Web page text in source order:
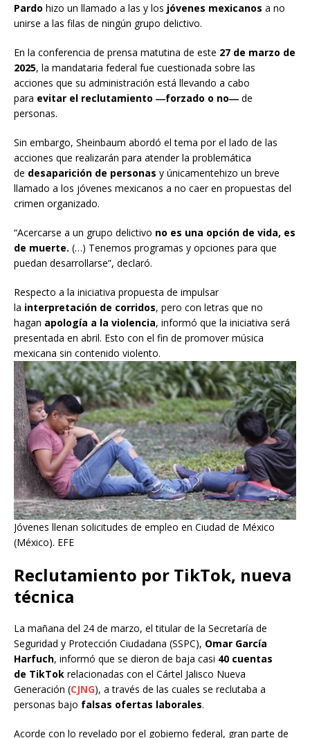
Pardo hizo un llamado a las y los jóvenes mexicanos a no
unirse a las filas de ningún grupo delictivo.
En la conferencia de prensa matutina de este 27 de marzo de
2025, la mandataria federal fue cuestionada sobre las
acciones que su administración está llevando a cabo
para evitar el reclutamiento ―forzado o no― de
personas.
Sin embargo, Sheinbaum abordó el tema por el lado de las
acciones que realizarán para atender la problemática
de desaparición de personas y únicamentehizo un breve
llamado a los jóvenes mexicanos a no caer en propuestas del
crimen organizado.
“Acercarse a un grupo delictivo no es una opción de vida, es
de muerte. (…) Tenemos programas y opciones para que
puedan desarrollarse”, declaró.
Respecto a la iniciativa propuesta de impulsar
la interpretación de corridos, pero con letras que no
hagan apología a la violencia, informó que la iniciativa será
presentada en abril. Esto con el fin de promover música
mexicana sin contenido violento.
Jóvenes llenan solicitudes de empleo en Ciudad de México
(México). EFE
Reclutamiento por TikTok, nueva
técnica
La mañana del 24 de marzo, el titular de la Secretaría de
Seguridad y Protección Ciudadana (SSPC), Omar García
Harfuch, informó que se dieron de baja casi 40 cuentas
de TikTok relacionadas con el Cártel Jalisco Nueva
Generación (CJNG), a través de las cuales se reclutaba a
personas bajo falsas ofertas laborales.
Acorde con lo revelado por el gobierno federal, gran parte de